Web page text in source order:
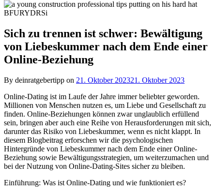
Sich zu trennen ist schwer: Bewältigung
von Liebeskummer nach dem Ende einer
Online-Beziehung
By deinratgebertipp on 21. Oktober 202321. Oktober 2023
Online-Dating ist im Laufe der Jahre immer beliebter geworden.
Millionen von Menschen nutzen es, um Liebe und Gesellschaft zu
finden. Online-Beziehungen können zwar unglaublich erfüllend
sein, bringen aber auch eine Reihe von Herausforderungen mit sich,
darunter das Risiko von Liebeskummer, wenn es nicht klappt. In
diesem Blogbeitrag erforschen wir die psychologischen
Hintergründe von Liebeskummer nach dem Ende einer Online-
Beziehung sowie Bewältigungsstrategien, um weiterzumachen und
bei der Nutzung von Online-Dating-Sites sicher zu bleiben.
Einführung: Was ist Online-Dating und wie funktioniert es?